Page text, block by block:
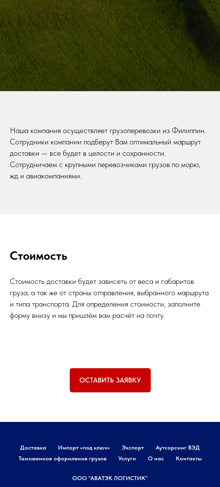
Наша компания осуществляет грузоперевозки из Филиппин.
Сотрудники компании подберут Вам оптимальный маршрут
доставки — все будет в целости и сохранности.
Сотрудничаем с крупными перевозчиками грузов по морю,
жд и авиакомпаниями.
Стоимость
Стоимость доставки будет зависеть от веса и габаритов
груза, а так же от страны отправления, выбранного маршрута
и типа транспорта. Для определения стоимости, заполните
форму внизу и мы пришлём вам расчёт на почту.
ОСТАВИТЬ ЗАЯВКУ
Доставка Импорт «под ключ» Экспорт
Аутсорсинг ВЭД
Таможенное оформление грузов
Услуги О нас Контакты
ООО "АВАТЭК ЛОГИСТИК"